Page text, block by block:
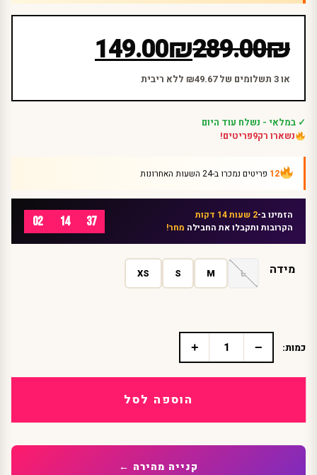
₪
289.00המחיר
המקורי
היה:
₪
149.00
המחיר
הנוכחי
הוא:
או 3 תשלומים של ₪49.67 ללא ריבית
✓ במלאי - נשלח עוד היום
נשארו רק9פריטים!
12 פריטים נמכרו ב-24 השעות האחרונות
הזמינו ב-2 שעות 14 דקות
הקרובות ותקבלו את החבילה מחר! 02 14 37
מידה L
M
S
XS
כמות
תחפושת
כמות: −
+
הוספה לסל
קנייה מהירה ←